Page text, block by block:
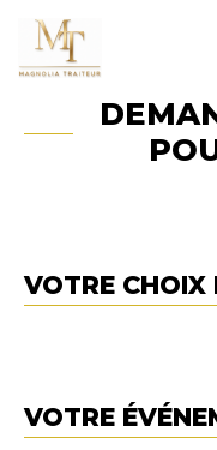
VOTRE CHOIX
VOTRE